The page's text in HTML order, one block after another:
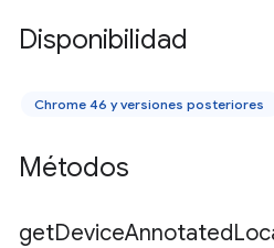
Disponibilidad
Chrome 46 y versiones posteriores
Métodos
getDeviceAnnotated